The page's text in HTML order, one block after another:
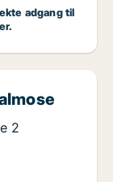
adgang til
2